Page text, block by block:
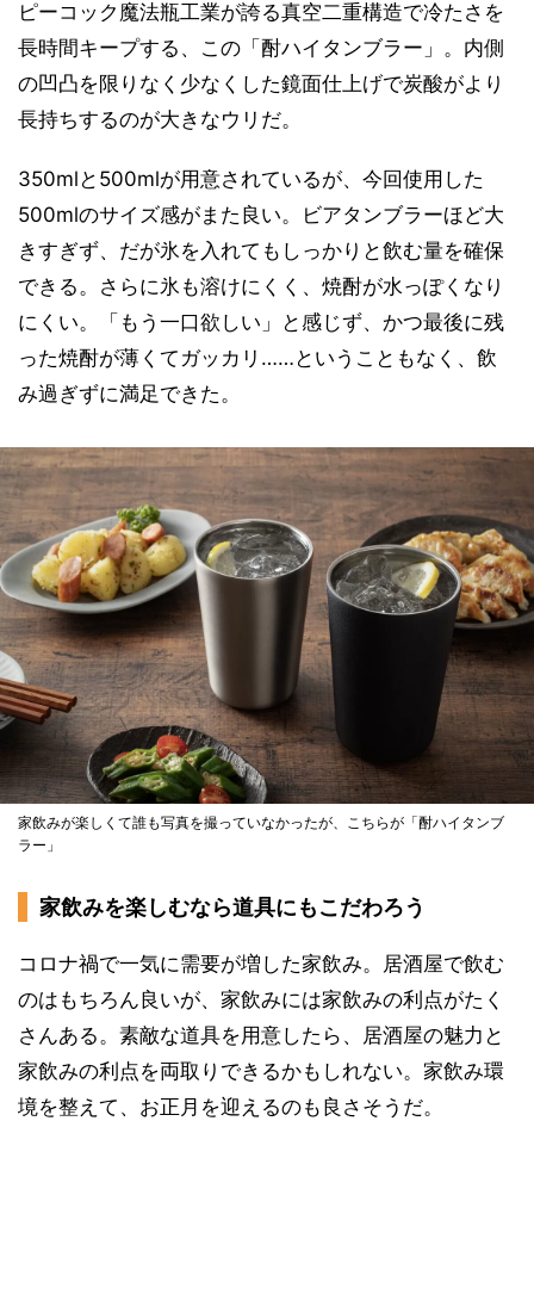
ピーコック魔法瓶工業が誇る真空二重構造で冷たさを
長時間キープする、この「酎ハイタンブラー」。内側
の凹凸を限りなく少なくした鏡面仕上げで炭酸がより
長持ちするのが大きなウリだ。
350mlと500mlが用意されているが、今回使用した
500mlのサイズ感がまた良い。ビアタンブラーほど大
きすぎず、だが氷を入れてもしっかりと飲む量を確保
できる。さらに氷も溶けにくく、焼酎が水っぽくなり
にくい。「もう一口欲しい」と感じず、かつ最後に残
った焼酎が薄くてガッカリ……ということもなく、飲
み過ぎずに満足できた。
家飲みが楽しくて誰も写真を撮っていなかったが、こちらが「酎ハイタンブ
ラー」
家飲みを楽しむなら道具にもこだわろう
コロナ禍で一気に需要が増した家飲み。居酒屋で飲む
のはもちろん良いが、家飲みには家飲みの利点がたく
さんある。素敵な道具を用意したら、居酒屋の魅力と
家飲みの利点を両取りできるかもしれない。家飲み環
境を整えて、お正月を迎えるのも良さそうだ。